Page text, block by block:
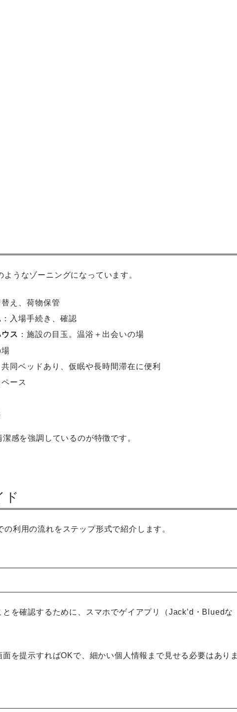
うなゾーニングになっています。
替え、荷物保管
：入場手続き、確認
ス ：施設の目玉。温浴＋出会いの場
共同ベッドあり、仮眠や長時間滞在に便利
ース
感を強調しているのが特徴です。
ド
利用の流れをステップ形式で紹介します。
を確認するために、スマホでゲイアプリ（Jack’d・Bluedな
を提示すればOKで、細かい個人情報まで見せる必要はありま